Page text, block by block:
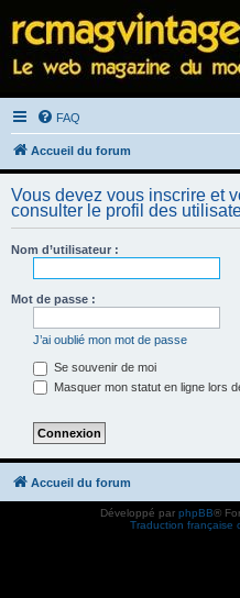
FAQ
Accueil du forum
Vous devez vous inscrire et
consulter le profil des
Nom d’utilisateur :
Mot de passe :
J’ai oublié mon mot de passe
Se souvenir de moi
Masquer mon statut en ligne lors
Accueil du forum
Développé par phpBB®
Traduction française